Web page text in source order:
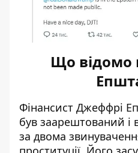
Що відомо
Фінансист Джеффрі
був заарештований і
за двома